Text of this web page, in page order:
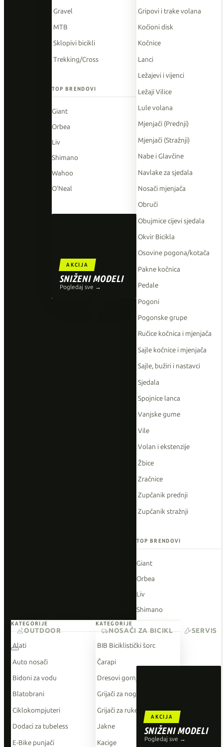
Gravel
MTB
Sklopivi bicikli
Trekking/Cross
TOP BRENDOVI
Giant
Orbea
Liv
Shimano
Wahoo
O'Neal
AKCIJA
SNIŽENI MODELI
Pogledaj sve →
Gripovi i trake volana
Kočioni disk
Kočnice
Lanci
Ležajevi i vijenci
Ležaji Vilice
Lule volana
Mjenjači (Prednji)
Mjenjači (Stražnji)
Nabe i Glavčine
Navlake za sjedala
Nosači mjenjača
Obruči
Obujmice cijevi sjedala
Okvir Bicikla
Osovine pogona/kotača
Pakne kočnica
Pedale
Pogoni
Pogonske grupe
Ručice kočnica i mjenjača
Sajle kočnice i mjenjača
Sajle, bužiri i nastavci
Sjedala
Spojnice lanca
Vanjske gume
Vile
Volan i ekstenzije
Žbice
Zračnice
Zupčanik prednji
Zupčanik stražnji
TOP BRENDOVI
Giant
Orbea
Liv
Shimano
O'Neal
AKCIJA
SNIŽENI MODELI
Pogledaj sve →
KATEGORIJE
Alati
Auto nosači
Bidoni za vodu
Blatobrani
Ciklokompjuteri
Dodaci za tubeless
E-Bike punjači
KATEGORIJE
BIB Biciklistički šorc
Čarapi
Dresovi gornji dio
Grijači za noge
Grijači za ruke
Jakne
Kacige
OUTDOOR NOSAČI ZA BICIKL SERVIS